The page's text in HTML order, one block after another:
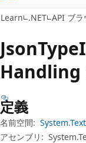
プ
ス
キ
プ
Learn .NET API ブラ
JsonType
Handling
定義
名前空間:
アセンブリ: